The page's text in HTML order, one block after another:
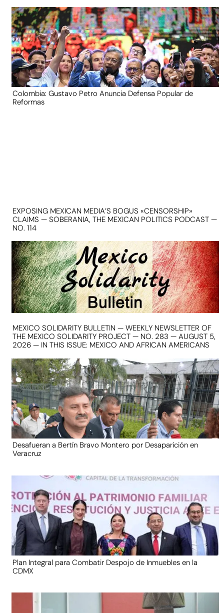
Colombia: Gustavo Petro Anuncia Defensa Popular de
Reformas
EXPOSING MEXICAN MEDIA’S BOGUS «CENSORSHIP»
CLAIMS — SOBERANIA, THE MEXICAN POLITICS PODCAST —
NO. 114
MEXICO SOLIDARITY BULLETIN — WEEKLY NEWSLETTER OF
THE MEXICO SOLIDARITY PROJECT — NO. 283 — AUGUST 5,
2026 — IN THIS ISSUE: MEXICO AND AFRICAN AMERICANS
Desafueran a Bertín Bravo Montero por Desaparición en
Veracruz
Plan Integral para Combatir Despojo de Inmuebles en la
CDMX